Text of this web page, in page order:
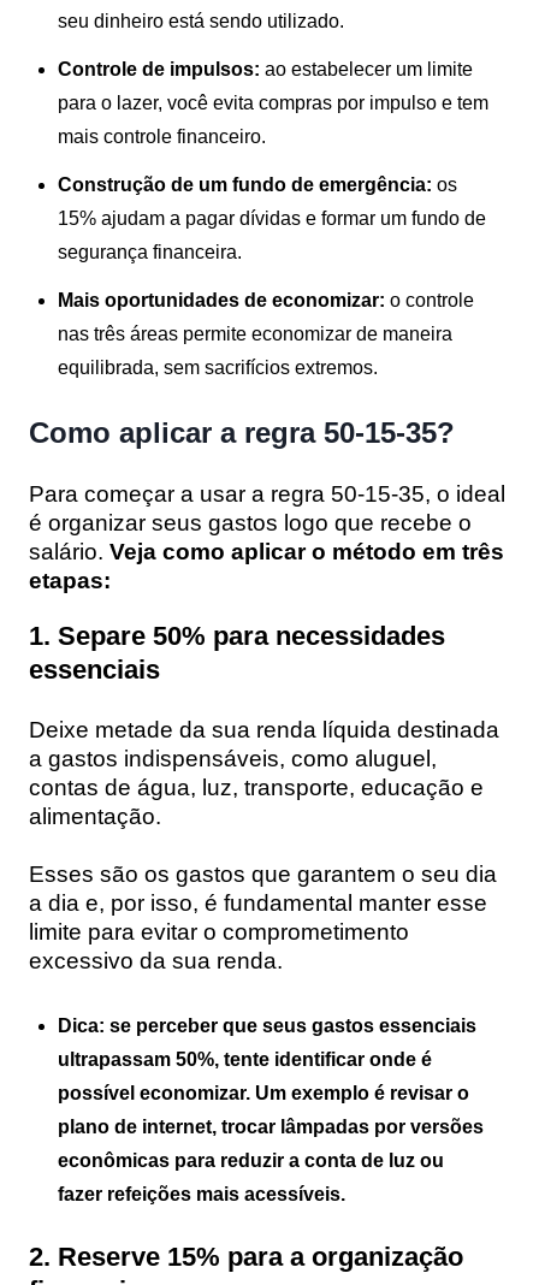
seu dinheiro está sendo utilizado.
Controle de impulsos: ao estabelecer um limite
para o lazer, você evita compras por impulso e tem
mais controle financeiro.
Construção de um fundo de emergência: os
15% ajudam a pagar dívidas e formar um fundo de
segurança financeira.
Mais oportunidades de economizar: o controle
nas três áreas permite economizar de maneira
equilibrada, sem sacrifícios extremos.
Como aplicar a regra 50-15-35?
Para começar a usar a regra 50-15-35, o ideal
é organizar seus gastos logo que recebe o
salário. Veja como aplicar o método em três
etapas:
1. Separe 50% para necessidades
essenciais
Deixe metade da sua renda líquida destinada
a gastos indispensáveis, como aluguel,
contas de água, luz, transporte, educação e
alimentação.
Esses são os gastos que garantem o seu dia
a dia e, por isso, é fundamental manter esse
limite para evitar o comprometimento
excessivo da sua renda.
Dica: se perceber que seus gastos essenciais
ultrapassam 50%, tente identificar onde é
possível economizar. Um exemplo é revisar o
plano de internet, trocar lâmpadas por versões
econômicas para reduzir a conta de luz ou
fazer refeições mais acessíveis.
2. Reserve 15% para a organização